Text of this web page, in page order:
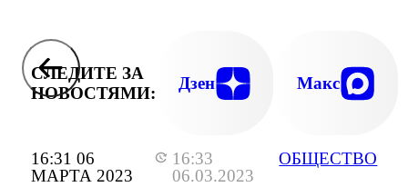
16:31 06
МАРТА 2023
16:33
06.03.2023
ОБЩЕСТВО
СЛЕДИТЕ ЗА
НОВОСТЯМИ:
Дзен Макс